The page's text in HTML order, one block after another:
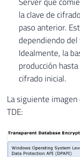
la clave de
paso anterior.
dependiendo
Idealmente, la
producción
cifrado inicial.
La siguiente
TDE: